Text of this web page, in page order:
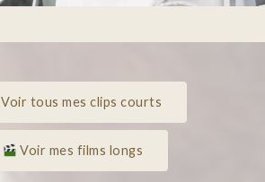
Voir tous mes clips courts
Voir mes films longs